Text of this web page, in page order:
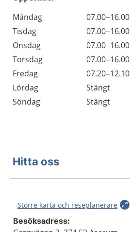
Dag
Öppettider
Kommentarer
Måndag
07.00–16.00
Tisdag
07.00–16.00
Onsdag
07.00–16.00
Torsdag
07.00–16.00
Fredag
07.20–12.10
Lördag
Stängt
Söndag
Stängt
Hitta oss
Större karta och reseplanerare
Besöksadress: